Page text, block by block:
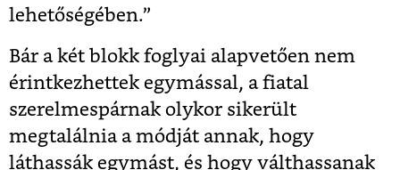
lehetőségében.”
Bár a két blokk foglyai alapvetően nem
érintkezhettek egymással, a fiatal
szerelmespárnak olykor sikerült
megtalálnia a módját annak, hogy
láthassák egymást, és hogy válthassanak